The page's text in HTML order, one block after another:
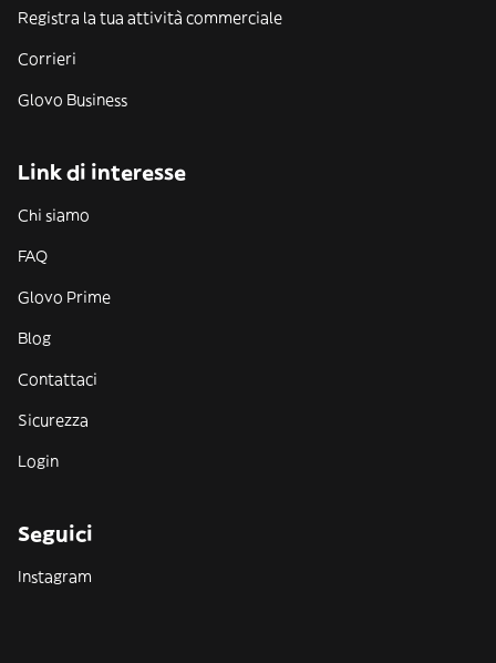
Registra la tua attività commerciale
Corrieri
Glovo Business
Link di interesse
Chi siamo
FAQ
Glovo Prime
Blog
Contattaci
Sicurezza
Login
Seguici
Instagram